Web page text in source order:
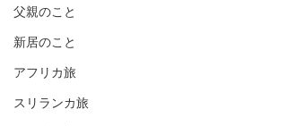
父親のこと
新居のこと
アフリカ旅
スリランカ旅